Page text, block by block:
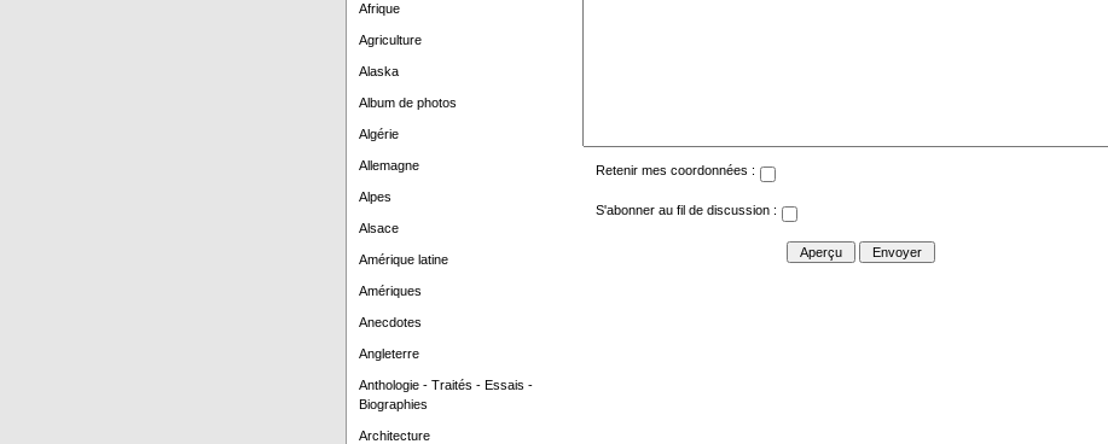
Afrique
Agriculture
Alaska
Album de photos
Algérie
Allemagne
Alpes
Alsace
Amérique latine
Amériques
Anecdotes
Angleterre
Anthologie - Traités - Essais -
Biographies
Architecture
Retenir mes coordonnées :
S'abonner au fil de discussion :